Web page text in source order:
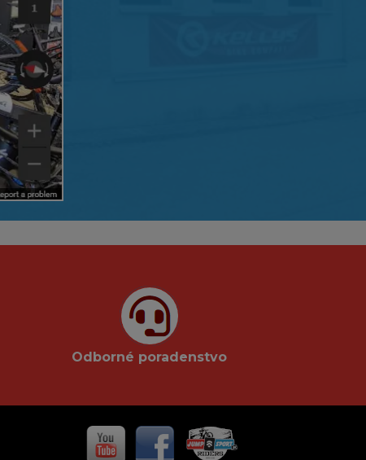
Odborné poradenstvo